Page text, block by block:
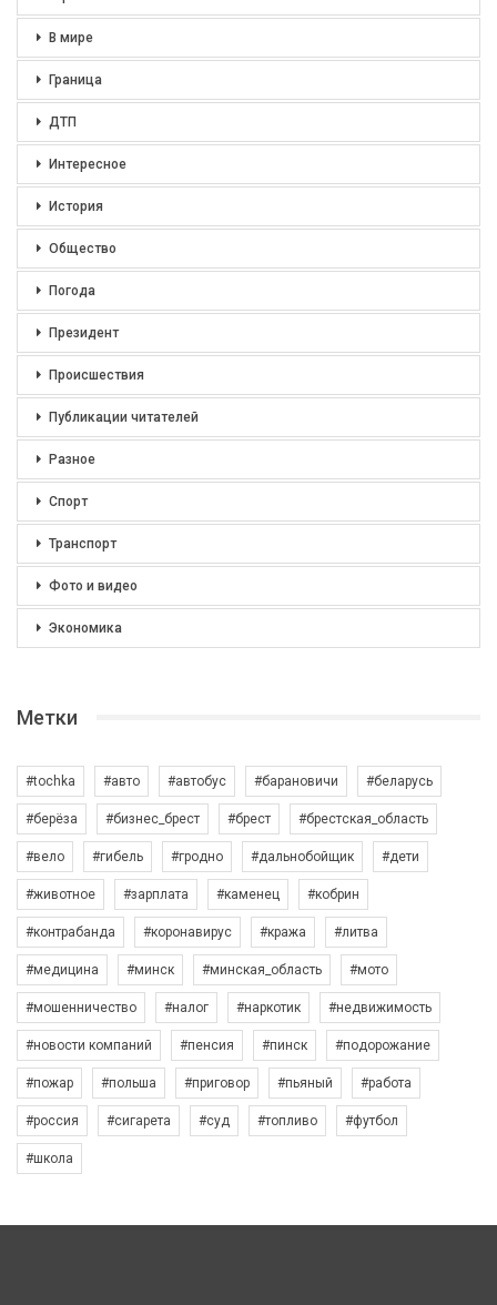
В мире
Граница
ДТП
Интересное
История
Общество
Погода
Президент
Происшествия
Публикации читателей
Разное
Спорт
Транспорт
Фото и видео
Экономика
Метки
#tochka #авто #автобус #барановичи #беларусь
#берёза #бизнес_брест #брест #брестская_область
#вело #гибель #гродно #дальнобойщик #дети
#животное #зарплата #каменец #кобрин
#контрабанда #коронавирус #кража #литва
#медицина #минск #минская_область #мото
#мошенничество #налог #наркотик #недвижимость
#новости компаний #пенсия #пинск #подорожание
#пожар #польша #приговор #пьяный #работа
#россия #сигарета #суд #топливо #футбол
#школа